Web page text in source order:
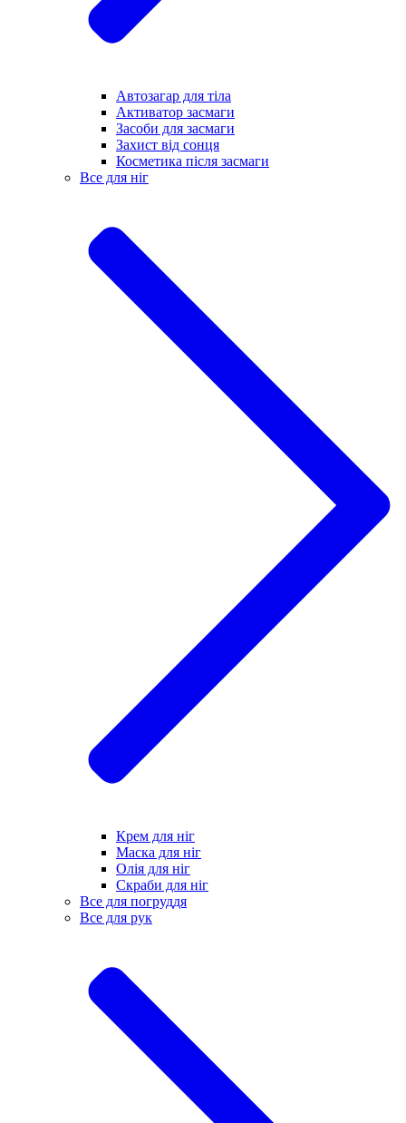
Автозагар для тіла
Активатор засмаги
Засоби для засмаги
Захист від сонця
Косметика після засмаги
Все для ніг
Крем для ніг
Маска для ніг
Олія для ніг
Скраби для ніг
Все для погруддя
Все для рук